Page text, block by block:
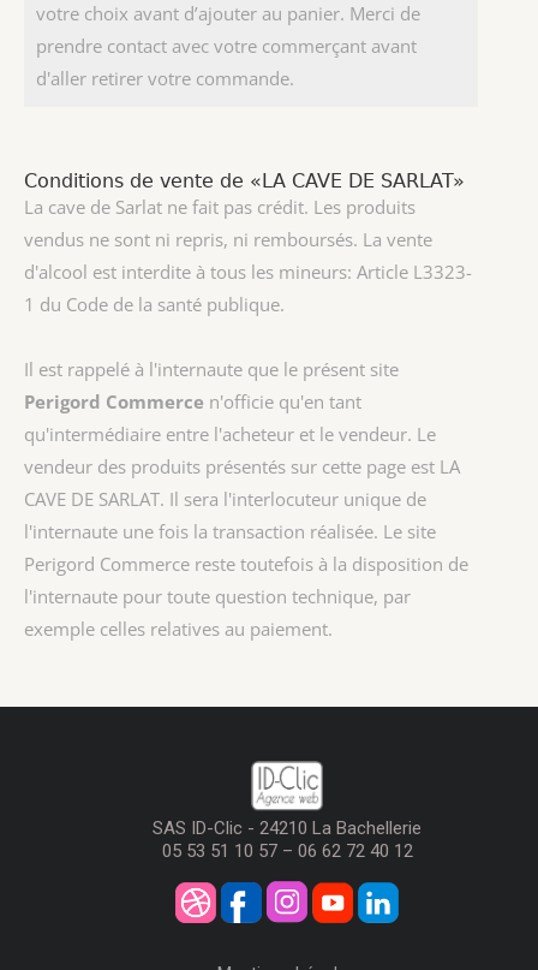
votre choix avant d’ajouter au panier. Merci de
prendre contact avec votre commerçant avant
d'aller retirer votre commande.
Conditions de vente de «LA CAVE DE SARLAT»
La cave de Sarlat ne fait pas crédit. Les produits
vendus ne sont ni repris, ni remboursés. La vente
d'alcool est interdite à tous les mineurs: Article L3323-
1 du Code de la santé publique.
Il est rappelé à l'internaute que le présent site
Perigord Commerce n'officie qu'en tant
qu'intermédiaire entre l'acheteur et le vendeur. Le
vendeur des produits présentés sur cette page est LA
CAVE DE SARLAT. Il sera l'interlocuteur unique de
l'internaute une fois la transaction réalisée. Le site
Perigord Commerce reste toutefois à la disposition de
l'internaute pour toute question technique, par
exemple celles relatives au paiement.
SAS ID-Clic - 24210 La Bachellerie
05 53 51 10 57 – 06 62 72 40 12